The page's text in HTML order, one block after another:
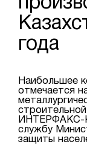
года
Наибольшее
отмечается
ИНТЕРФАКС-
службу
защиты